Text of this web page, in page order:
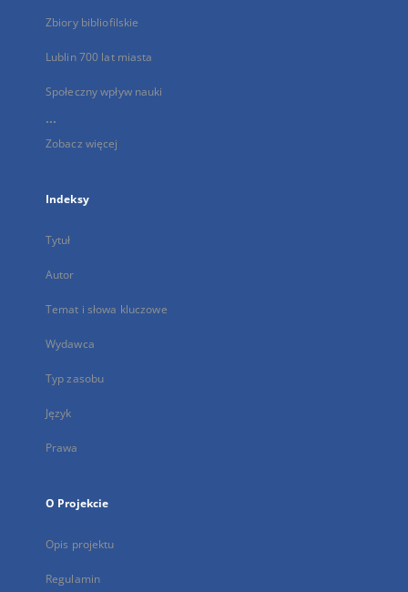
Zbiory bibliofilskie
Lublin 700 lat miasta
Społeczny wpływ nauki
...
Zobacz więcej
Indeksy
Tytuł
Autor
Temat i słowa kluczowe
Wydawca
Typ zasobu
Język
Prawa
O Projekcie
Opis projektu
Regulamin